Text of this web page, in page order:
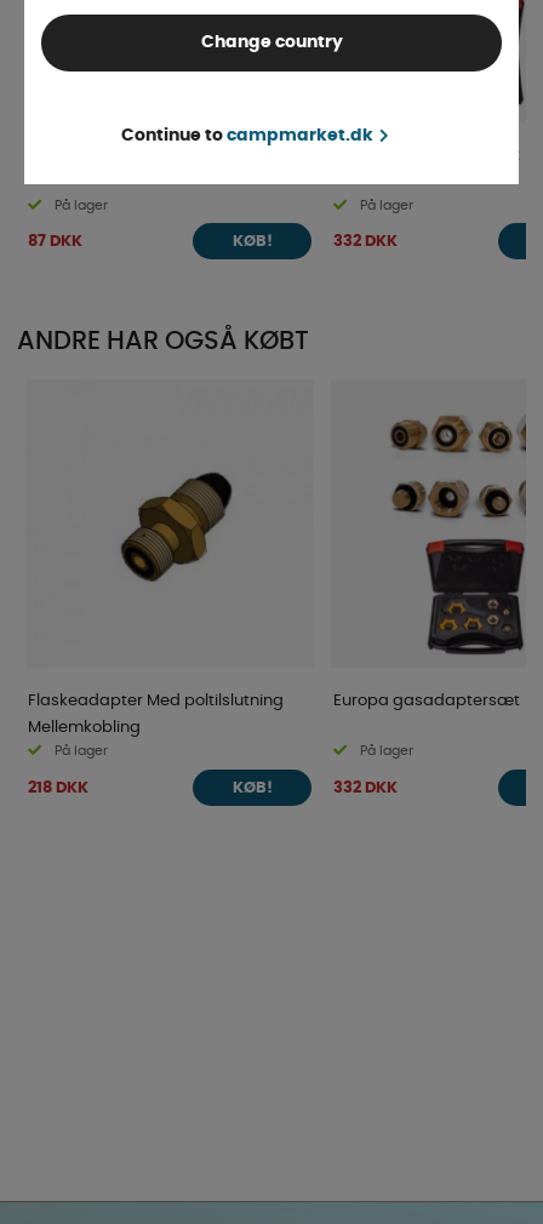
På lager
87 DKK KØB!
Europa gasadaptersæt
På lager
332 DKK
ANDRE HAR OGSÅ KØBT
Flaskeadapter Med poltilslutning
Mellemkobling
På lager
218 DKK KØB!
Europa gasadaptersæt
På lager
332 DKK
Change country
Continue to campmarket.dk